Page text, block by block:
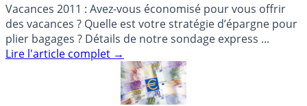
Vacances 2011 : Avez-vous économisé pour vous offrir
des vacances ? Quelle est votre stratégie d’épargne pour
plier bagages ? Détails de notre sondage express ...
Lire l'article complet →